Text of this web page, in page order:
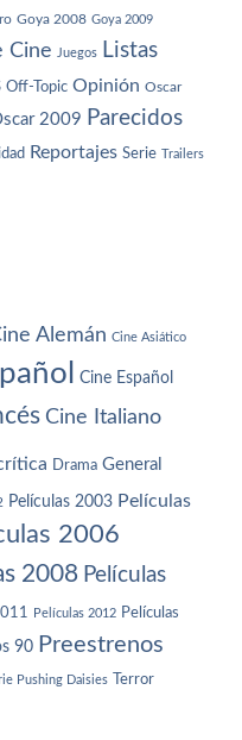
Goya 2008 Goya 2009
Cine Juegos Listas
Off-Topic Opinión Oscar
2009 Parecidos
Reportajes Serie Trailers
Alemán Cine Asiático
Cine Español
Cine Italiano
Drama General
Películas 2003 Películas
2006
2008 Películas
Películas 2012 Películas
90 Preestrenos
Pushing Daisies Terror